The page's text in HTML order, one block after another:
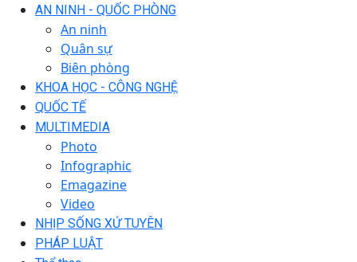
AN NINH - QUỐC PHÒNG
An ninh
Quân sự
Biên phòng
KHOA HỌC - CÔNG NGHỆ
QUỐC TẾ
MULTIMEDIA
Photo
Infographic
Emagazine
Video
NHỊP SỐNG XỨ TUYÊN
PHÁP LUẬT